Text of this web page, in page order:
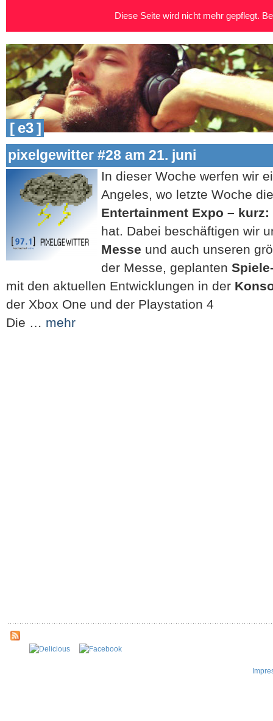
[ e3 ]
pixelgewitter #28 am 21. juni
In dieser Woche werfen wir
Angeles, wo letzte Woche die
Entertainment Expo – kurz:
hat. Dabei beschäftigen wir
Messe und auch unseren
der Messe, geplanten
mit den aktuellen Entwicklungen in der
der Xbox One und der Playstation 4
Die … mehr
Diese Seite wird nicht mehr gepflegt.